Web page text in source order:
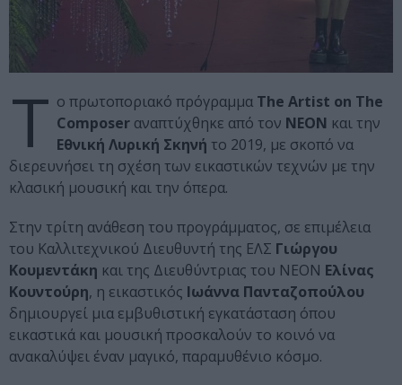
Τ ο πρωτοποριακό πρόγραμμα The Artist on The
Composer αναπτύχθηκε από τον ΝΕΟΝ και την
Εθνική Λυρική Σκηνή το 2019, με σκοπό να
διερευνήσει τη σχέση των εικαστικών τεχνών με την
κλασική μουσική και την όπερα.
Στην τρίτη ανάθεση του προγράμματος, σε επιμέλεια
του Καλλιτεχνικού Διευθυντή της ΕΛΣ Γιώργου
Κουμεντάκη και της Διευθύντριας του ΝΕΟΝ Ελίνας
Κουντούρη, η εικαστικός Ιωάννα Πανταζοπούλου
δημιουργεί μια εμβυθιστική εγκατάσταση όπου
εικαστικά και μουσική προσκαλούν το κοινό να
ανακαλύψει έναν μαγικό, παραμυθένιο κόσμο.